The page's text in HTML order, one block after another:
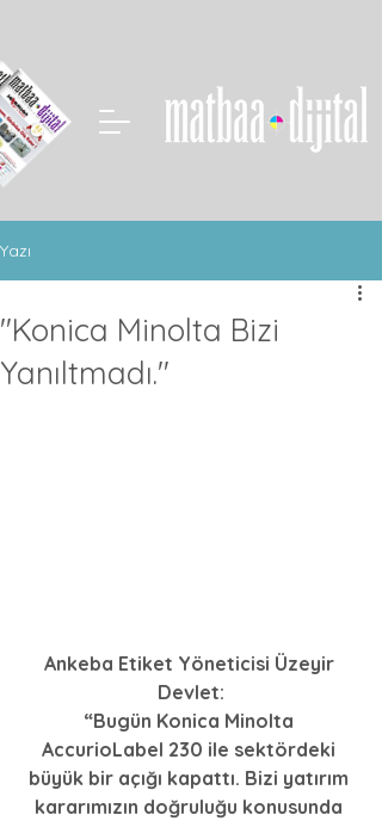
Yazı
"Konica Minolta Bizi
Yanıltmadı."
Ankeba Etiket Yöneticisi Üzeyir
Devlet:
“Bugün Konica Minolta
AccurioLabel 230 ile sektördeki
büyük bir açığı kapattı. Bizi yatırım
kararımızın doğruluğu konusunda